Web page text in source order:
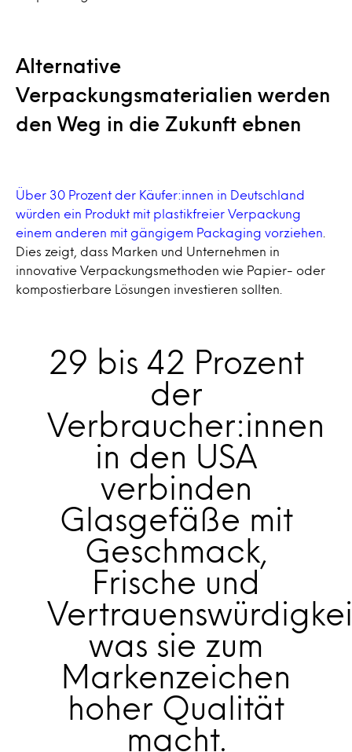
Alternative
Verpackungsmaterialien werden
den Weg in die Zukunft ebnen
Über 30 Prozent der Käufer:innen in Deutschland
würden ein Produkt mit plastikfreier Verpackung
einem anderen mit gängigem Packaging vorziehen
Dies zeigt, dass Marken und Unternehmen in
innovative Verpackungsmethoden wie Papier- oder
kompostierbare Lösungen investieren sollten.
29 bis 42 Prozent
der
Verbraucher:innen
in den USA
verbinden
Glasgefäße mit
Geschmack,
Frische und
was sie zum
Markenzeichen
hoher Qualität
macht.